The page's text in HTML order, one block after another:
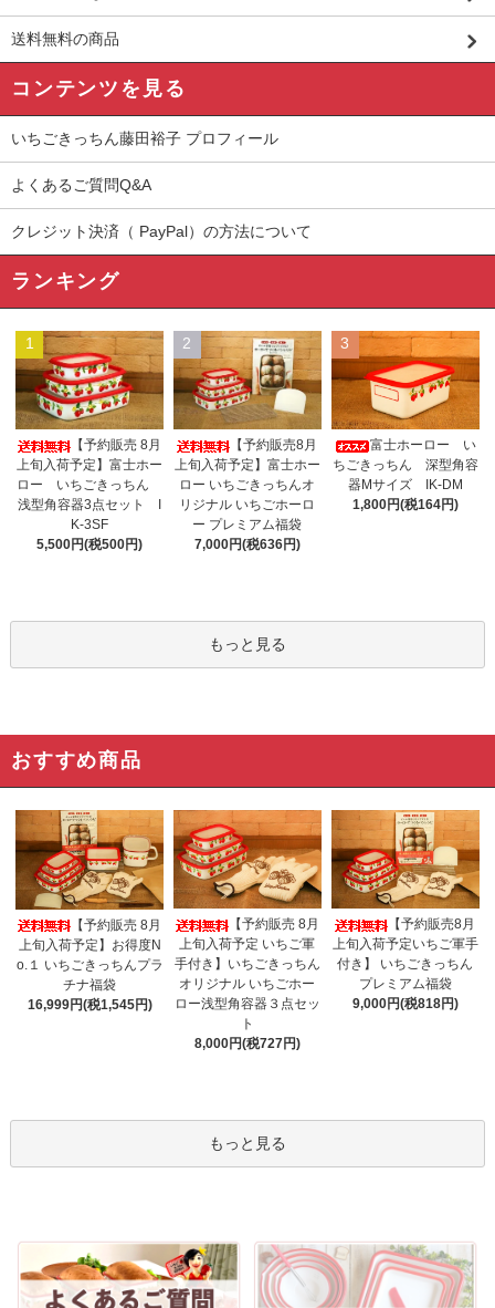
送料無料の商品
コンテンツを見る
いちごきっちん藤田裕子 プロフィール
よくあるご質問Q&A
クレジット決済（ PayPal）の方法について
ランキング
1
【予約販売 8月
上旬入荷予定】富士ホー
ロー いちごきっちん
浅型角容器3点セット I
K-3SF
5,500円(税500円)
2
【予約販売8月
上旬入荷予定】富士ホー
ロー いちごきっちんオ
リジナル いちごホーロ
ー プレミアム福袋
7,000円(税636円)
3
富士ホーロー い
ちごきっちん 深型角容
器Mサイズ IK-DM
1,800円(税164円)
もっと見る
おすすめ商品
【予約販売 8月
上旬入荷予定】お得度N
o.１ いちごきっちんプラ
チナ福袋
16,999円(税1,545円)
【予約販売 8月
上旬入荷予定 いちご軍
手付き】いちごきっちん
オリジナル いちごホー
ロー浅型角容器３点セッ
ト
8,000円(税727円)
【予約販売8月
上旬入荷予定いちご軍手
付き】 いちごきっちん
プレミアム福袋
9,000円(税818円)
もっと見る